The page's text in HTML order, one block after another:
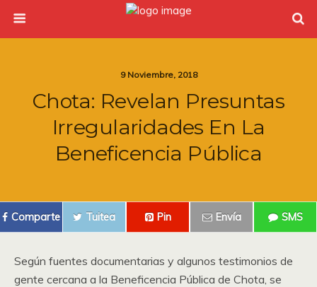
9 Noviembre, 2018
Chota: Revelan Presuntas
Irregularidades En La
Beneficencia Pública
Comparte Tuitea Pin Envía SMS
Según fuentes documentarias y algunos testimonios de
gente cercana a la Beneficencia Pública de Chota, se